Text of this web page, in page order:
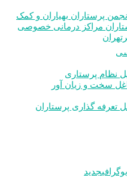
نظام پرستاری
سخت و زیان آور
تعرفه گذاری پرستاران
جدید